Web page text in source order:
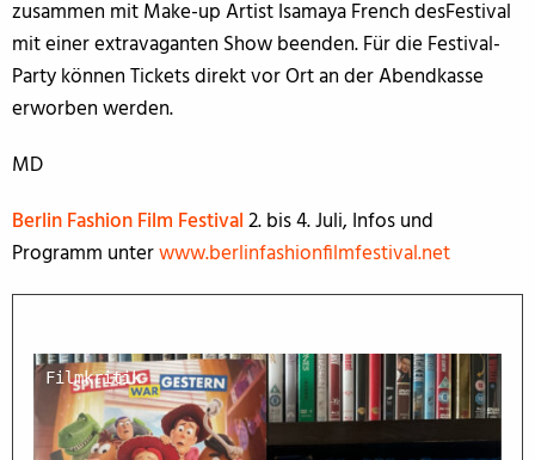
zusammen mit Make-up Artist Isamaya French desFestival
mit einer extravaganten Show beenden. Für die Festival-
Party können Tickets direkt vor Ort an der Abendkasse
erworben werden.
MD
Berlin Fashion Film Festival2. bis 4. Juli, Infos und
Programm unterwww.berlinfashionfilmfestival.net
Filmkritik